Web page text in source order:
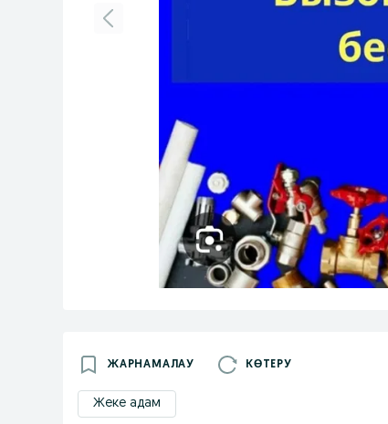
ЖАРНАМАЛАУ КӨТЕРУ
Жеке адам